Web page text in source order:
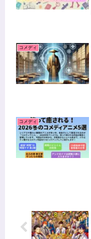
コメディ
コメディ